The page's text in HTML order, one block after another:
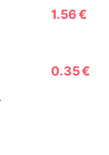
1.56 €
0.35 €